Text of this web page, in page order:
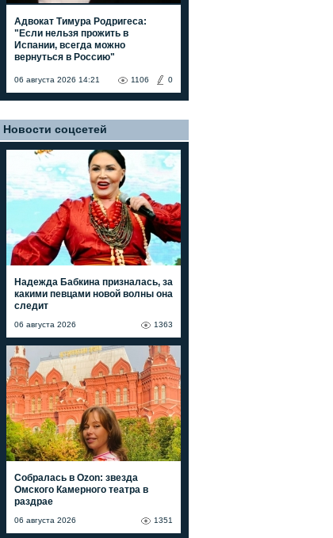
Адвокат Тимура Родригеса:
"Если нельзя прожить в
Испании, всегда можно
вернуться в Россию"
06 августа 2026 14:21 0
1106
Новости соцсетей
Надежда Бабкина призналась, за
какими певцами новой волны она
следит
1363
06 августа 2026
Собралась в Ozon: звезда
Омского Камерного театра в
раздрае
1351
06 августа 2026